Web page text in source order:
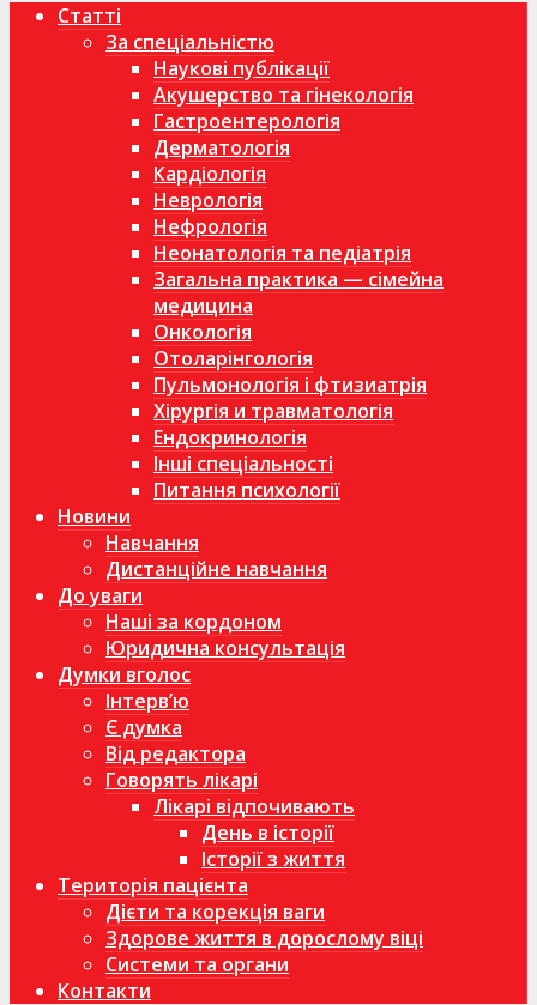
Статті
За спеціальністю
Наукові публікації
Акушерство та гінекологія
Гастроентерологія
Дерматологія
Кардіологія
Неврологія
Нефрологія
Неонатологія та педіатрія
Загальна практика — сімейна
медицина
Онкологія
Отоларінгологія
Пульмонологія і фтизиатрія
Хірургія и травматологія
Ендокринологія
Інші спеціальності
Питання психології
Новини
Навчання
Дистанційне навчання
До уваги
Наші за кордоном
Юридична консультація
Думки вголос
Інтерв’ю
Є думка
Від редактора
Говорять лікарі
Лікарі відпочивають
День в історії
Історії з життя
Територія пацієнта
Дієти та корекція ваги
Здорове життя в дорослому віці
Системи та органи
Контакти